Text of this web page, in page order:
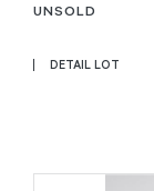
UNSOLD
DETAIL LOT